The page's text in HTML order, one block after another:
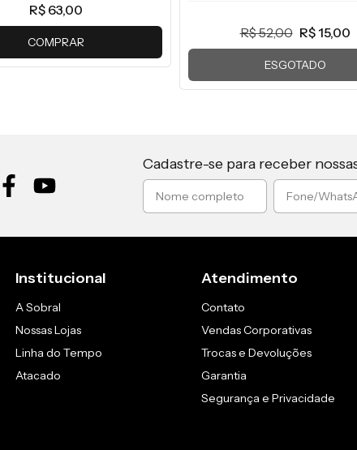
R$ 63,00
COMPRAR
R$ 52,00 R$ 15,00
ESGOTADO
Cadastre-se para receber
Institucional
A Sobral
Nossas Lojas
Linha do Tempo
Atacado
Atendimento
Contato
Vendas Corporativas
Trocas e Devoluções
Garantia
Segurança e Privacidade